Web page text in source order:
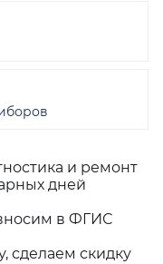
и ремонт
дней
в ФГИС
сделаем скидку